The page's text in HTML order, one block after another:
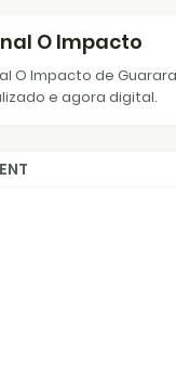
O Impacto
O Impacto de
e agora digital.